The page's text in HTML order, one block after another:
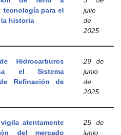
tecnología para el
la historia
julio
de
2025
Hidrocarburos
el Sistema
Refinación de
29 de
junio
de
2025
vigila atentamente
del mercado
25 de
junio